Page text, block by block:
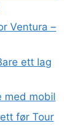
Ventura –
ett lag
med mobil
før Tour